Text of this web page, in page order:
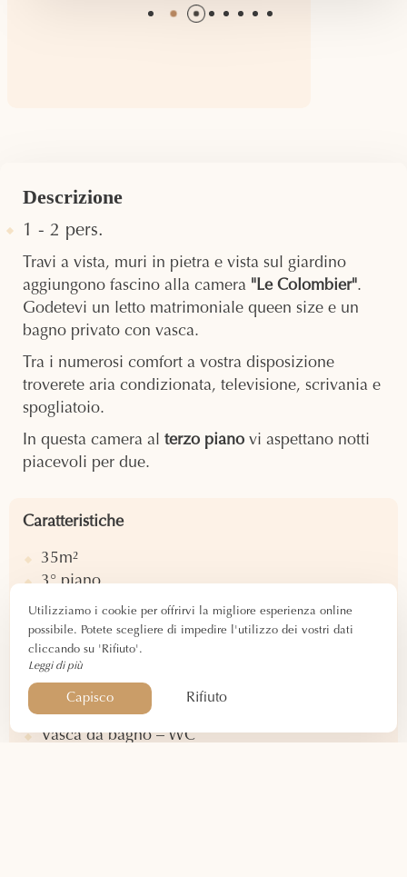
Descrizione
1 - 2 pers.
Travi a vista, muri in pietra e vista sul giardino
aggiungono fascino alla camera "Le Colombier".
Godetevi un letto matrimoniale queen size e un
bagno privato con vasca.
Tra i numerosi comfort a vostra disposizione
troverete aria condizionata, televisione, scrivania e
spogliatoio.
In questa camera al terzo piano vi aspettano notti
piacevoli per due.
Caratteristiche
35m²
3° piano
2 persone
Vista sul giardino
Attrezzatura
Letto matrimoniale queen size
Vasca da bagno – WC
Utilizziamo i cookie per offrirvi la migliore esperienza online
possibile. Potete scegliere di impedire l'utilizzo dei vostri dati
cliccando su 'Rifiuto'.
Leggi di più
Capisco Rifiuto